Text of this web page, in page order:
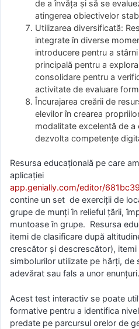
de a învăța și să se
atingerea obiectivelor
Utilizarea diversificată:
integrate în diverse
introducere pentru a
principală pentru a
consolidare pentru a
activitate de evaluare
Încurajarea creării de
elevilor în crearea
modalitate excelentă de
dezvolta competențe
Resursa educațională pe care
aplicației
app.genially.com/editor/
contine un set de exerciții de
grupe de munți în relieful țării,
muntoase în grupe. Resursa
itemi de clasificare după
crescător și descrescător), itemi
simbolurilor utilizate pe hărți, de
adevărat sau fals a unor enunțuri.
Acest test interactiv se poate
formative pentru a identifica
predate pe parcursul orelor de